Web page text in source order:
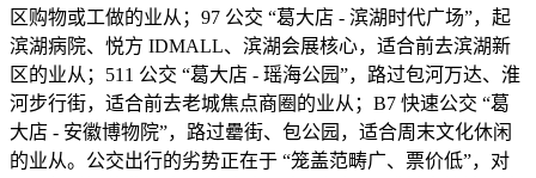
区购物或工做的业从；97 公交 “葛大店 - 滨湖时代广场”，起
滨湖病院、悦方 IDMALL、滨湖会展核心，适合前去滨湖新
区的业从；511 公交 “葛大店 - 瑶海公园”，路过包河万达、淮
河步行街，适合前去老城焦点商圈的业从；B7 快速公交 “葛
大店 - 安徽博物院”，路过罍街、包公园，适合周末文化休闲
的业从。公交出行的劣势正在于 “笼盖范畴广、票价低”，对